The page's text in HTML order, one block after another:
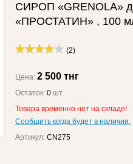
СИРОП «GRENOLA»
«ПРОСТАТИН» , 100
(2)
Цена: 2 500 тнг
Остаток: 0 шт.
Товара временно нет на складе!
Сообщить когда будет в наличии.
Артикул: CN275